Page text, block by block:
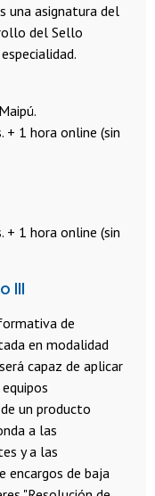
una asignatura del
del Sello
+ 1 hora online (sin
+ 1 hora online (sin
III
de
en modalidad
capaz de aplicar
un producto
a las
y a las
encargos de baja